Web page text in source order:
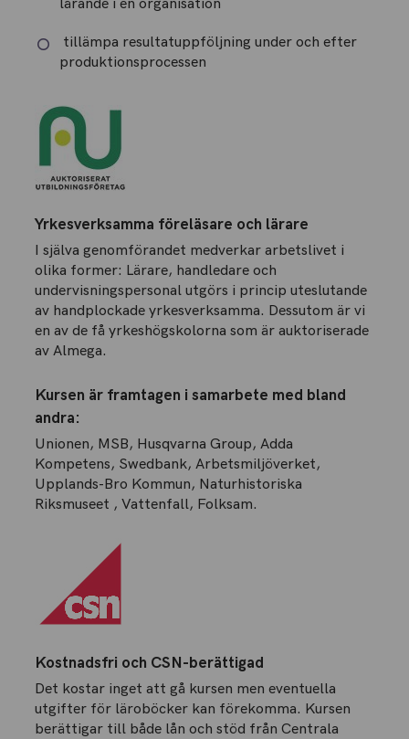
lärande i en organisation
tillämpa resultatuppföljning under och efter
produktionsprocessen
Yrkesverksamma föreläsare och lärare
I själva genomförandet medverkar arbetslivet i
olika former: Lärare, handledare och
undervisningspersonal utgörs i princip uteslutande
av handplockade yrkesverksamma. Dessutom är vi
en av de få yrkeshögskolorna som är auktoriserade
av Almega.
Kursen är framtagen i samarbete med bland
andra:
Unionen, MSB, Husqvarna Group, Adda
Kompetens, Swedbank, Arbetsmiljöverket,
Upplands-Bro Kommun, Naturhistoriska
Riksmuseet , Vattenfall, Folksam.
Kostnadsfri och CSN-berättigad
Det kostar inget att gå kursen men eventuella
utgifter för läroböcker kan förekomma. Kursen
berättigar till både lån och stöd från Centrala